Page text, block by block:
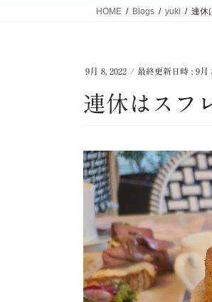
HOME Blogs yuki 連休
9月 8, 2022 / 最終更新日時 : 9月
連休はスフ